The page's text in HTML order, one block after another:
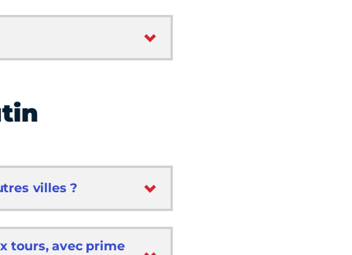
villes ?
tours, avec prime